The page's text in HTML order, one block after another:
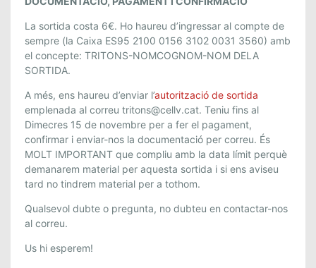
La sortida costa 6€. Ho haureu d’ingressar al compte de
sempre (la Caixa ES95 2100 0156 3102 0031 3560) amb
el concepte: TRITONS-NOMCOGNOM-NOM DELA
SORTIDA.
A més, ens haureu d’enviar l’autorització de sortida
emplenada al correu tritons@cellv.cat. Teniu fins al
Dimecres 15 de novembre per a fer el pagament,
confirmar i enviar-nos la documentació per correu. És
MOLT IMPORTANT que compliu amb la data límit perquè
demanarem material per aquesta sortida i si ens aviseu
tard no tindrem material per a tothom.
Qualsevol dubte o pregunta, no dubteu en contactar-nos
al correu.
Us hi esperem!